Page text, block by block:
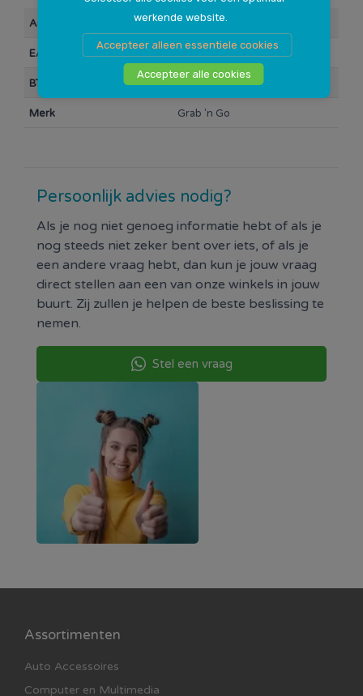
werkende website.
Accepteer alleen essentiele cookies
Accepteer alle cookies
Artikelnummer 112736
EAN Barcode 8718858430178
BTW 21%
Merk Grab 'n Go
Persoonlijk advies nodig?
Als je nog niet genoeg informatie hebt of als je
nog steeds niet zeker bent over iets, of als je
een andere vraag hebt, dan kun je jouw vraag
direct stellen aan een van onze winkels in jouw
buurt. Zij zullen je helpen de beste beslissing te
nemen.
Stel een vraag
Assortimenten
Auto Accessoires
Computer en Multimedia